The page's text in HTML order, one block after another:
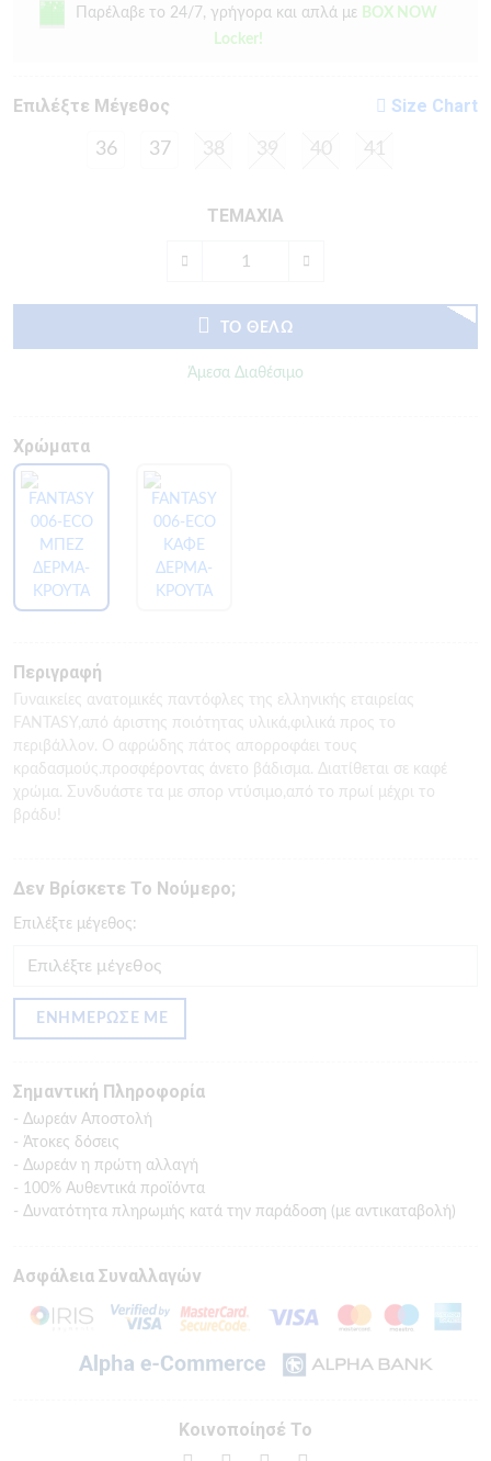
Παρέλαβε το 24/7, γρήγορα και απλά με BOX NOW
Locker!
Eπιλέξτε Μέγεθος Size Chart
36 37 38 39 40 41
ΤΕΜΑΧΙΑ
ΤΟ ΘΕΛΩ
Άμεσα Διαθέσιμο
Χρώματα
Περιγραφή
Γυναικείες ανατομικές παντόφλες της ελληνικής εταιρείας
FANTASY,από άριστης ποιότητας υλικά,φιλικά προς το
περιβάλλον. Ο αφρώδης πάτος απορροφάει τους
κραδασμούς.προσφέροντας άνετο βάδισμα. Διατίθεται σε καφέ
χρώμα. Συνδυάστε τα με σπορ ντύσιμο,από το πρωί μέχρι το
βράδυ!
Δεν Βρίσκετε Το Νούμερο;
Eπιλέξτε μέγεθος:
ΕΝΗΜΕΡΩΣΕ ΜΕ
Σημαντική Πληροφορία
- Δωρεάν Αποστολή
- Άτοκες δόσεις
- Δωρεάν η πρώτη αλλαγή
- 100% Αυθεντικά προϊόντα
- Δυνατότητα πληρωμής κατά την παράδοση (με αντικαταβολή)
Ασφάλεια Συναλλαγών
Κοινοποίησέ Το